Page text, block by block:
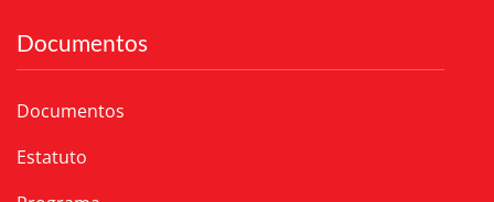
Documentos
Documentos
Estatuto